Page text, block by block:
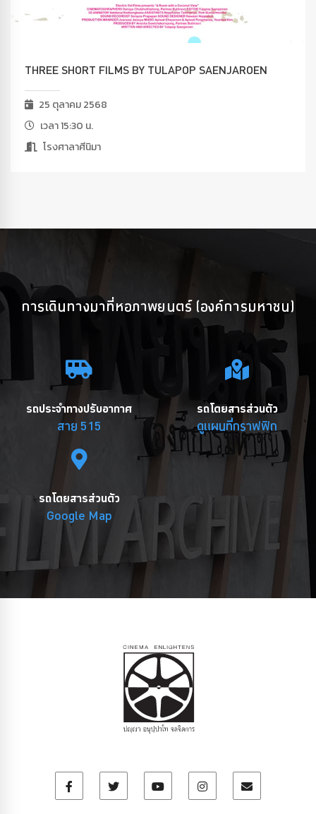
THREE SHORT FILMS BY TULAPOP SAENJAROEN
25 ตุลาคม 2568
เวลา 15:30 น.
โรงศาลาศีนิมา
การเดินทางมาที่หอภาพยนตร์ (องค์การมหาชน)
รถประจำทางปรับอากาศ
สาย 515
รถโดยสารส่วนตัว
ดูแผนที่กราฟฟิก
รถโดยสารส่วนตัว
Google Map